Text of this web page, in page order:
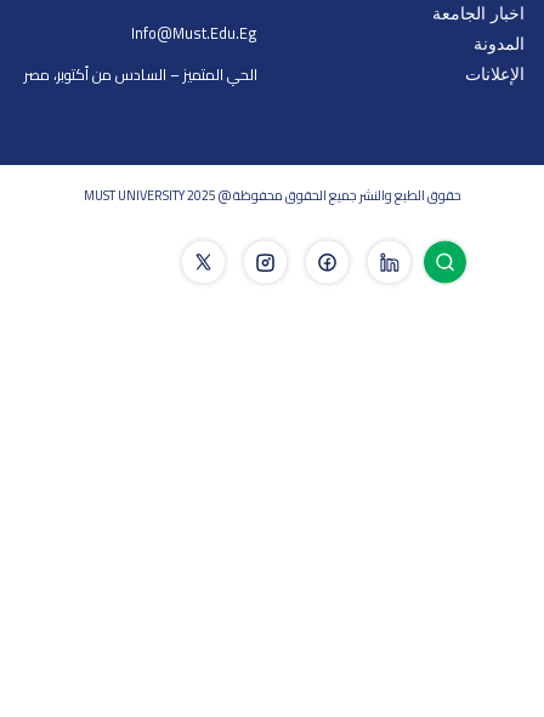
Info@must.edu.eg
الحي المتميز – السادس من أكتوبر، مصر
حقوق الطبع والنشر جميع الحقوق محفوظة @ MUST UNIVERSITY 2025